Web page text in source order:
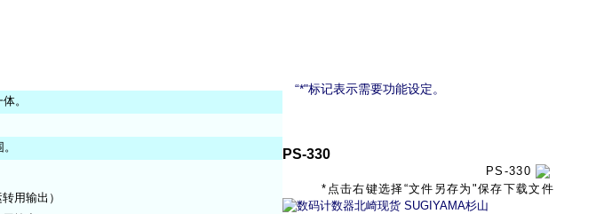
。
用输出）
“*"标记表示需要功能设定。
PS-330
PS-330
*点击右键选择“文件另存为"保存下载文件